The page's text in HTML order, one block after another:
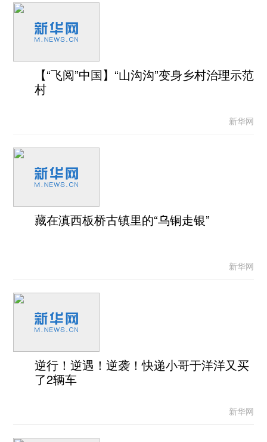
【“飞阅”中国】“山沟沟”变身乡村治理示范
村
新华网
藏在滇西板桥古镇里的“乌铜走银”
新华网
逆行！逆遇！逆袭！快递小哥于洋洋又买
了2辆车
新华网